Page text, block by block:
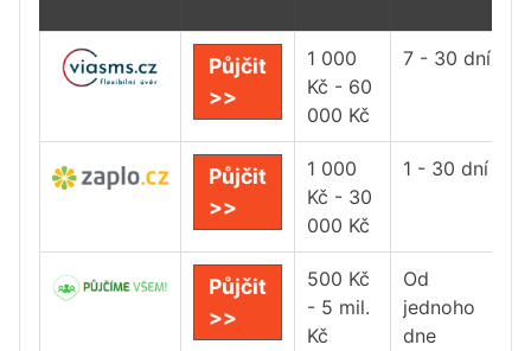
Půjčit
>>
1 000
Kč - 60
000 Kč
7 - 30 dní
Půjčit
>>
1 000
Kč - 30
000 Kč
1 - 30 dní
Půjčit
>>
500 Kč
- 5 mil.
Kč
Od
jednoho
dne